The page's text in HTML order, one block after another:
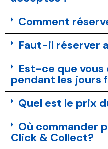
Comment
Faut-il réserver
Est-ce que
pendant les jours
Quel est le prix
Où commander
Click & Collect?